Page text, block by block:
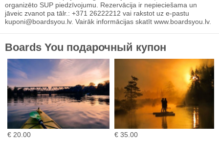
organizēto SUP piedzīvojumu. Rezervācija ir nepieciešama un
jāveic zvanot pa tālr.: +371 26222212 vai rakstot uz e-pastu
kuponi@boardsyou.lv. Vairāk informācijas skatīt www.boardsyou.lv.
Boards You подарочный купон
€ 20.00 € 35.00